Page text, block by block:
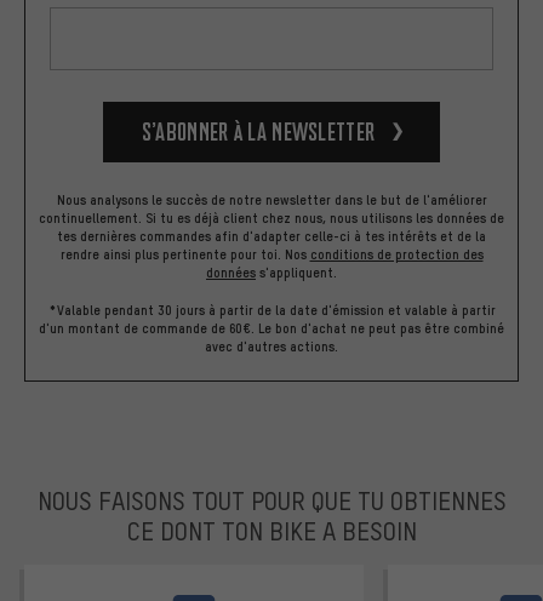
S’abonner à la newsletter
Nous analysons le succès de notre newsletter dans le but de l'améliorer
continuellement. Si tu es déjà client chez nous, nous utilisons les données de
tes dernières commandes afin d'adapter celle-ci à tes intérêts et de la
rendre ainsi plus pertinente pour toi. Nos conditions de protection des
données s'appliquent.
*Valable pendant 30 jours à partir de la date d'émission et valable à partir
d'un montant de commande de 60€. Le bon d'achat ne peut pas être combiné
avec d'autres actions.
NOUS FAISONS TOUT POUR QUE TU OBTIENNES
CE DONT TON BIKE A BESOIN